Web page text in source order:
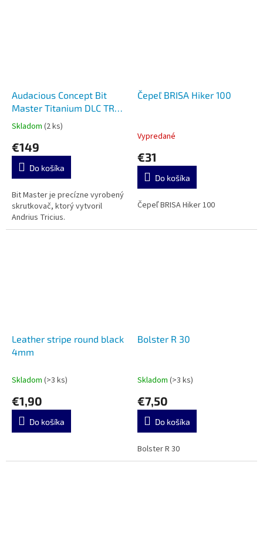
Audacious Concept Bit
Master Titanium DLC TRC
Design
Priemerné
produktu
5,0
5
hviezdičiek.
Skladom (2 ks)
€149
Do košíka
Bit Master je precízne vyrobený
skrutkovač, ktorý vytvoril
Andrius Tricius.
Čepeľ BRISA Hiker 100
Vypredané
€31
Do košíka
Čepeľ BRISA Hiker 100
Leather stripe round black
4mm
Skladom (>3 ks)
€1,90
Do košíka
Bolster R 30
Skladom (>3 ks)
€7,50
Do košíka
Bolster R 30